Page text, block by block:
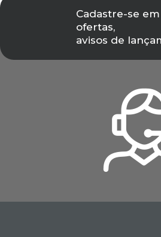
Cadastre-se
ofertas,
avisos de